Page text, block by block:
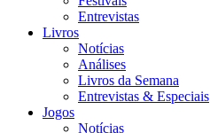
Entrevistas
Livros
Notícias
Análises
Livros da Semana
Entrevistas & Especiais
Jogos
Notícias